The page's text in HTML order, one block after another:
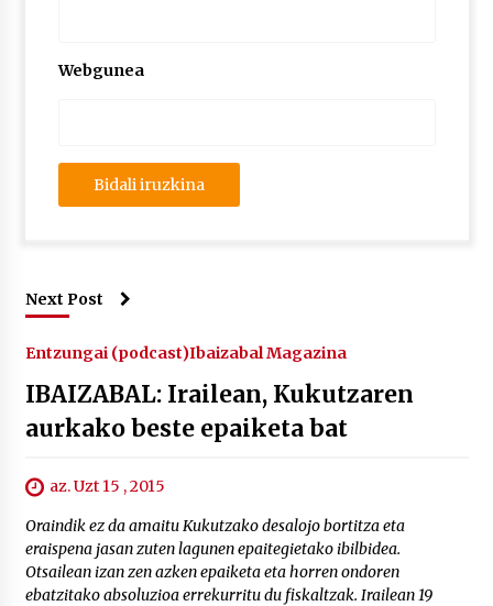
Webgunea
Next Post
Entzungai (podcast)Ibaizabal Magazina
IBAIZABAL: Irailean, Kukutzaren
aurkako beste epaiketa bat
az. Uzt 15 , 2015
Oraindik ez da amaitu Kukutzako desalojo bortitza eta
eraispena jasan zuten lagunen epaitegietako ibilbidea.
Otsailean izan zen azken epaiketa eta horren ondoren
ebatzitako absoluzioa errekurritu du fiskaltzak. Irailean 19